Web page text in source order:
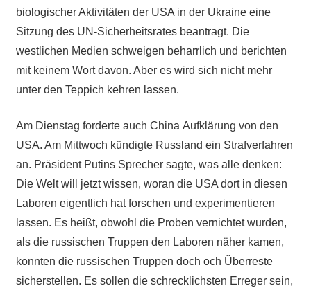
biologischer Aktivitäten der USA in der Ukraine eine
Sitzung des UN-Sicherheitsrates beantragt. Die
westlichen Medien schweigen beharrlich und berichten
mit keinem Wort davon. Aber es wird sich nicht mehr
unter den Teppich kehren lassen.
Am Dienstag forderte auch China Aufklärung von den
USA. Am Mittwoch kündigte Russland ein Strafverfahren
an. Präsident Putins Sprecher sagte, was alle denken:
Die Welt will jetzt wissen, woran die USA dort in diesen
Laboren eigentlich hat forschen und experimentieren
lassen. Es heißt, obwohl die Proben vernichtet wurden,
als die russischen Truppen den Laboren näher kamen,
konnten die russischen Truppen doch och Überreste
sicherstellen. Es sollen die schrecklichsten Erreger sein,